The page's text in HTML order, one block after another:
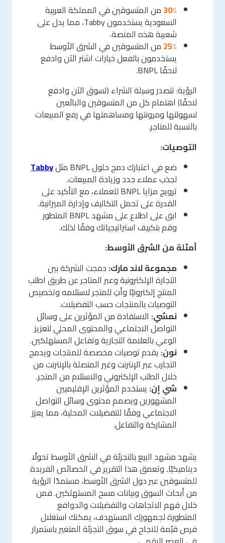
30٪ من المتسوقين في المملكة العربية
السعودية يستخدمون Tabby، مما يدل على
شعبية هذه المنصة.
25٪ من المتسوقين في الشرق الأوسط
يستخدمون بالفعل خيارات اشتر الآن وادفع
لاحقًا BNPL.
الرؤية: تتصدر وسيلة الشراء (تسوق الآن وادفع
لاحقًا) اهتمام كل من المتسوقين والبائعين
لسهولتها ومرونتها ومساهمتها في رفع المبيعات
بالنسبة للمتاجر.
التوصيات:
ضع في اعتبارك دمج حلول BNPL مثل
Tabby
لجذب عملاء جدد وزيادة المبيعات.
ترويج مزايا BNPL للعملاء، مع التأكيد على
القدرة على تحمل التكاليف وإدارة الميزانية.
ابق على اطلاع على مشهد BNPL المتطور
وقم بتكييف استراتيجياتك وفقًا لذلك.
أمثلة من الشرق الأوسط:
مجموعة لاند مارك: دمجت الشركة بين
التجارة الإلكترونية وعبر المتاجر عن طريق اطلب
المنتج إلكترونيًا وأتِ للمتجر لاستلامه وتخصيص
التوصيات بالمنتجات حسب التفضيلات.
نمشي: الاستفادة من المؤثرين على وسائل
التواصل الاجتماعي والمحتوى المحلي لتعزيز
الوعي بالعلامة التجارية وتفاعل المستهلكين.
نون:يقدم توصيات مخصصة للمنتجات ويدمج
التجارب عبر الإنترنت وغير المتصلة بالإنترنت من
خلال الطلب الإلكتروني والاستلام من المتجر.
شي إن: يستخدم المؤثرين الإقليميين
المشهورين ويصمم محتوى وسائل التواصل
الاجتماعي وفقًا للتفضيلات المحلية، مما يعزز
المشاركة والتفاعل.
يشهد مشهد البيع بالتجزئة في الشرق الأوسط تحولًا
ديناميكيًا. وتعمق هذا التقرير في الخصائص الفريدة
للمتسوقين عبر دول الشرق الأوسط، مستمدًا الرؤية
من أبحاث السوق وبيانات مسح المستهلكين. فمن
خلال فهم الاتجاهات والتفضيلات والدوافع
المتطورة لجمهورك المستهدف، يمكنك استغلال
فرص قيّمة للنجاح في سوق التجزئة المتغير باستمرار